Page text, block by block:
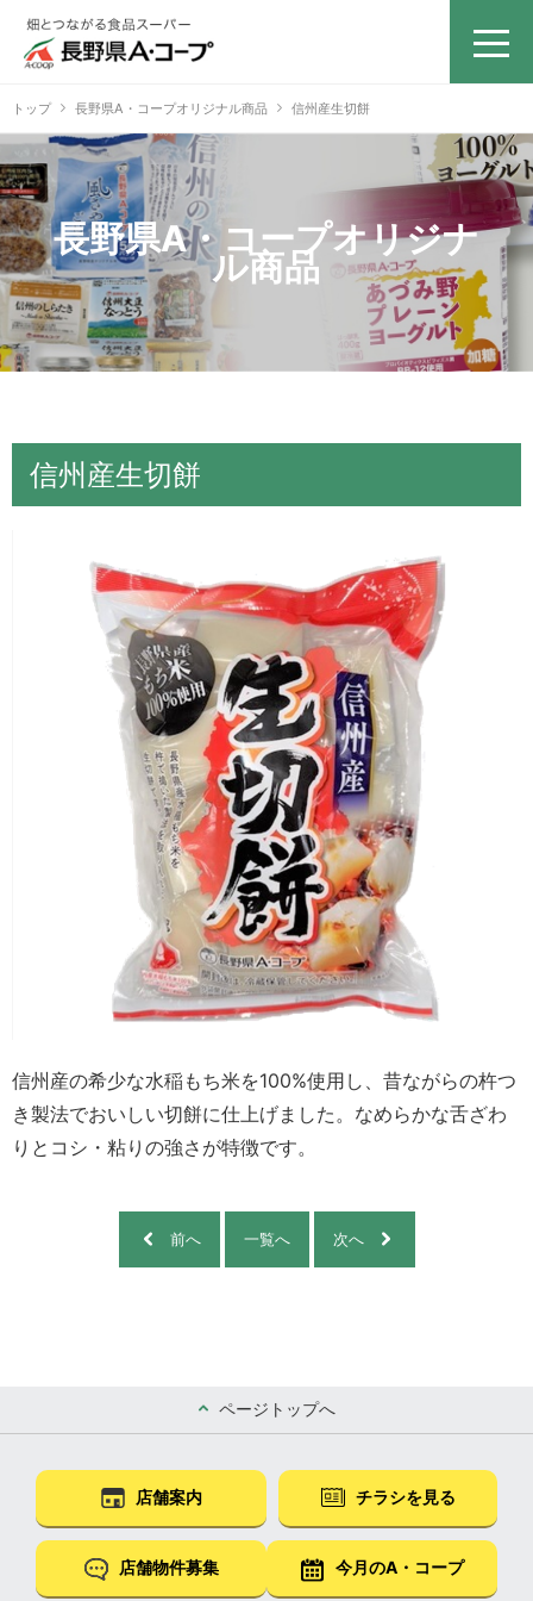
トップ 長野県A・コープオリジナル商品 信州産生切餅
長野県A・コープオリジナ
ル商品
信州産生切餅
信州産の希少な水稲もち米を100%使用し、昔ながらの杵つ
き製法でおいしい切餅に仕上げました。なめらかな舌ざわ
りとコシ・粘りの強さが特徴です。
前へ 一覧へ 次へ
ページトップへ
店舗案内 チラシを見る
店舗物件募集 今月のA・コープ